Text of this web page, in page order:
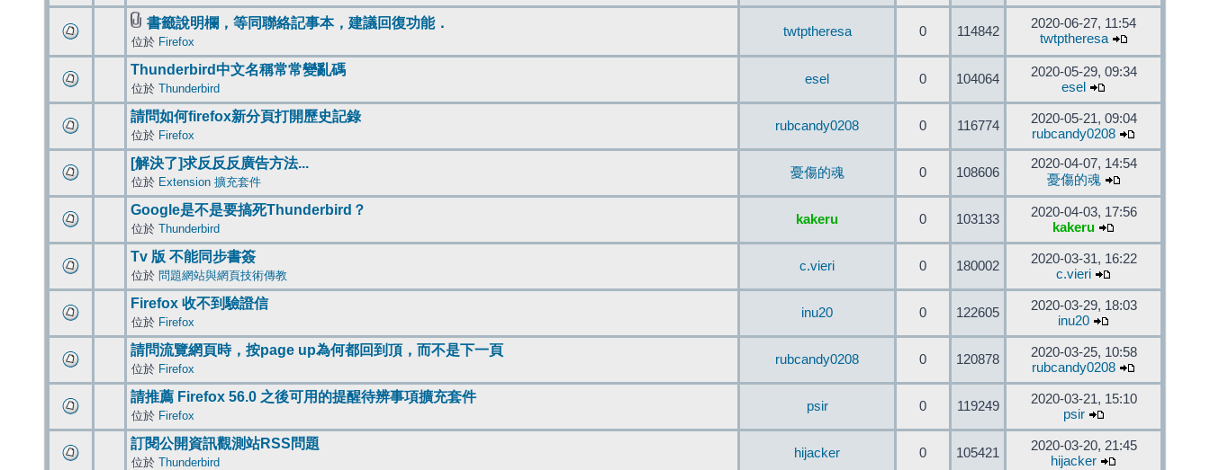
書籤說明欄，等同聯絡記事本，建議回復功能．
位於 Firefox
twtptheresa 0 114842
2020-06-27, 11:54
twtptheresa
Thunderbird中文名稱常常變亂碼
位於 Thunderbird
esel 0 104064
2020-05-29, 09:34
esel
請問如何firefox新分頁打開歷史記錄
位於 Firefox
rubcandy0208 0 116774
2020-05-21, 09:04
rubcandy0208
[解決了]求反反反廣告方法...
位於 Extension 擴充套件
憂傷的魂 0 108606
2020-04-07, 14:54
憂傷的魂
Google是不是要搞死Thunderbird？
位於 Thunderbird
kakeru 0 103133
2020-04-03, 17:56
kakeru
Tv 版 不能同步書簽
位於 問題網站與網頁技術傳教
c.vieri 0 180002
2020-03-31, 16:22
c.vieri
Firefox 收不到驗證信
位於 Firefox
inu20 0 122605
2020-03-29, 18:03
inu20
請問流覽網頁時，按page up為何都回到頂，而不是下一頁
位於 Firefox
rubcandy0208 0 120878
2020-03-25, 10:58
rubcandy0208
請推薦 Firefox 56.0 之後可用的提醒待辨事項擴充套件
位於 Firefox
psir 0 119249
2020-03-21, 15:10
psir
訂閱公開資訊觀測站RSS問題
位於 Thunderbird
hijacker 0 105421
2020-03-20, 21:45
hijacker